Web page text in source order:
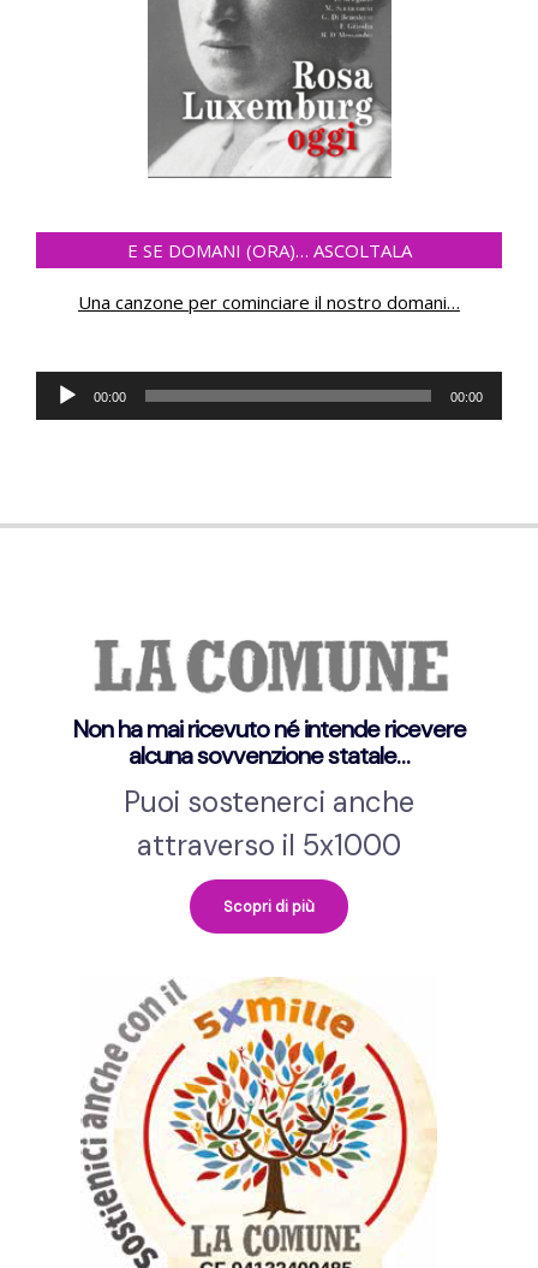
E SE DOMANI (ORA)… ASCOLTALA
Una canzone per cominciare il nostro domani…
Audio
Player
00:00 00:00
Non ha mai ricevuto né intende ricevere
alcuna sovvenzione statale…
Puoi sostenerci anche
attraverso il 5x1000
Scopri di più